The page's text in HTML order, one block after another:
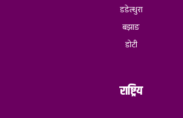
डडेल्धुरा
बझाङ
डोटी
राष्ट्रिय